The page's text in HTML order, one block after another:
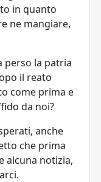
in quanto
ne mangiare,
perso la patria
il reato
come prima e
da noi?
anche
che prima
alcuna notizia,